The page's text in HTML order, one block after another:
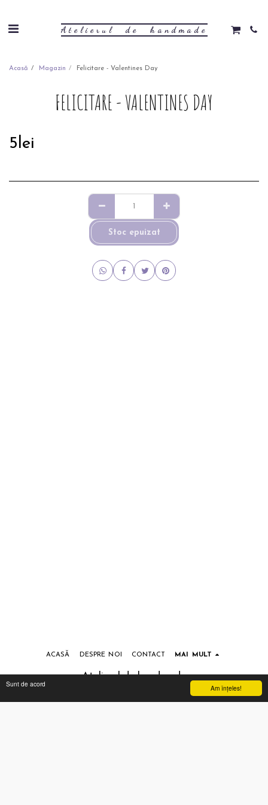
Am înţeles!
Sunt de acord
Atelierul de handmade
Acasă Magazin Felicitare - Valentines Day
FELICITARE - VALENTINES DAY
5lei
Stoc epuizat
Atelierul de handmade
Drepturi de autor © 2026 Toate drepturile rezervate
ACASĂ DESPRE NOI CONTACT MAI MULT